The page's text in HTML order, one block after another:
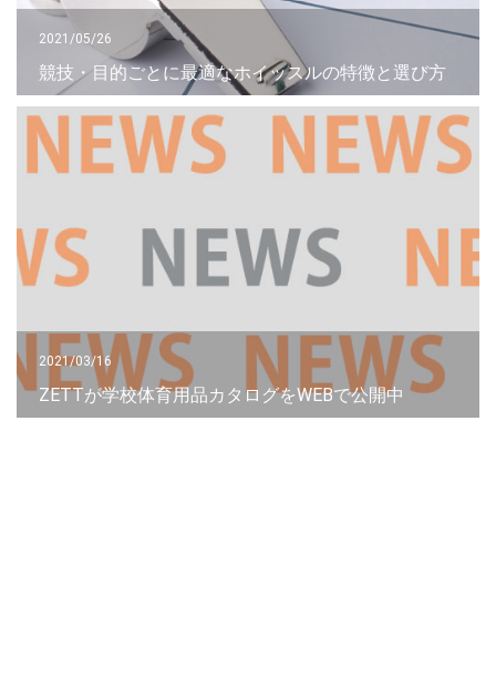
2021/05/26
競技・目的ごとに最適なホイッスルの特徴と選び方
2021/03/16
ZETTが学校体育用品カタログをWEBで公開中